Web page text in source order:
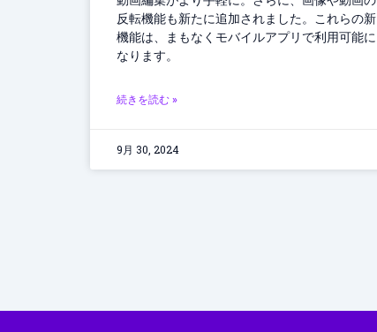
反転機能も新たに追加されました。これらの新
機能は、まもなくモバイルアプリで利用可能に
なります。
続きを読む »
9月 30, 2024